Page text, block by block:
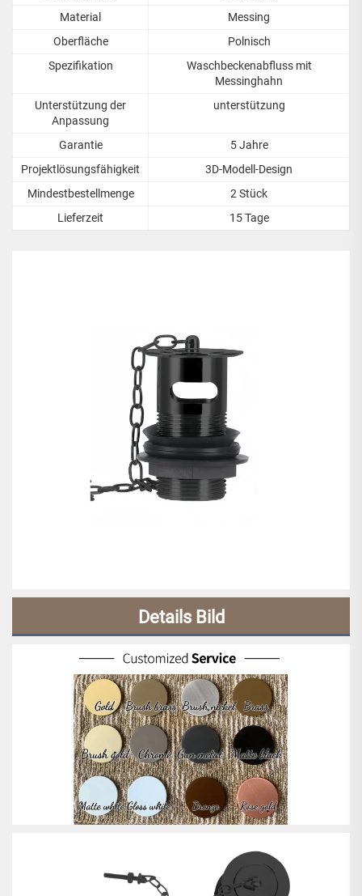
Material
Messing
Oberfläche
Polnisch
Spezifikation
Waschbeckenabfluss mit
Messinghahn
Unterstützung der
Anpassung
unterstützung
Garantie
5 Jahre
Projektlösungsfähigkeit
3D-Modell-Design
Mindestbestellmenge
2 Stück
Lieferzeit
15 Tage
Details Bild